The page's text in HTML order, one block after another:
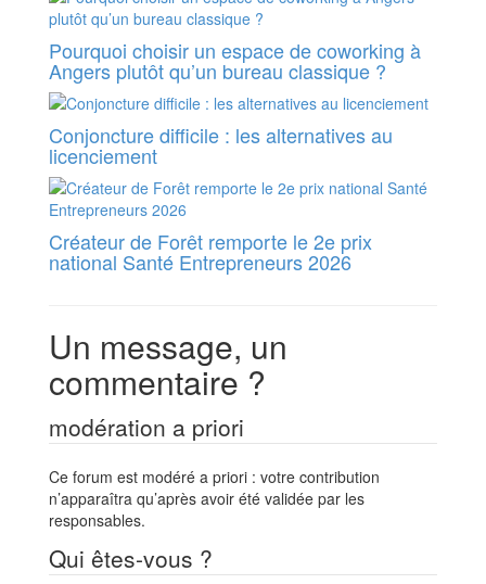
Pourquoi choisir un espace de coworking à
Angers plutôt qu’un bureau classique ?
Conjoncture difficile : les alternatives au
licenciement
Créateur de Forêt remporte le 2e prix
national Santé Entrepreneurs 2026
Un message, un
commentaire ?
modération a priori
Ce forum est modéré a priori : votre contribution
n’apparaîtra qu’après avoir été validée par les
responsables.
Qui êtes-vous ?